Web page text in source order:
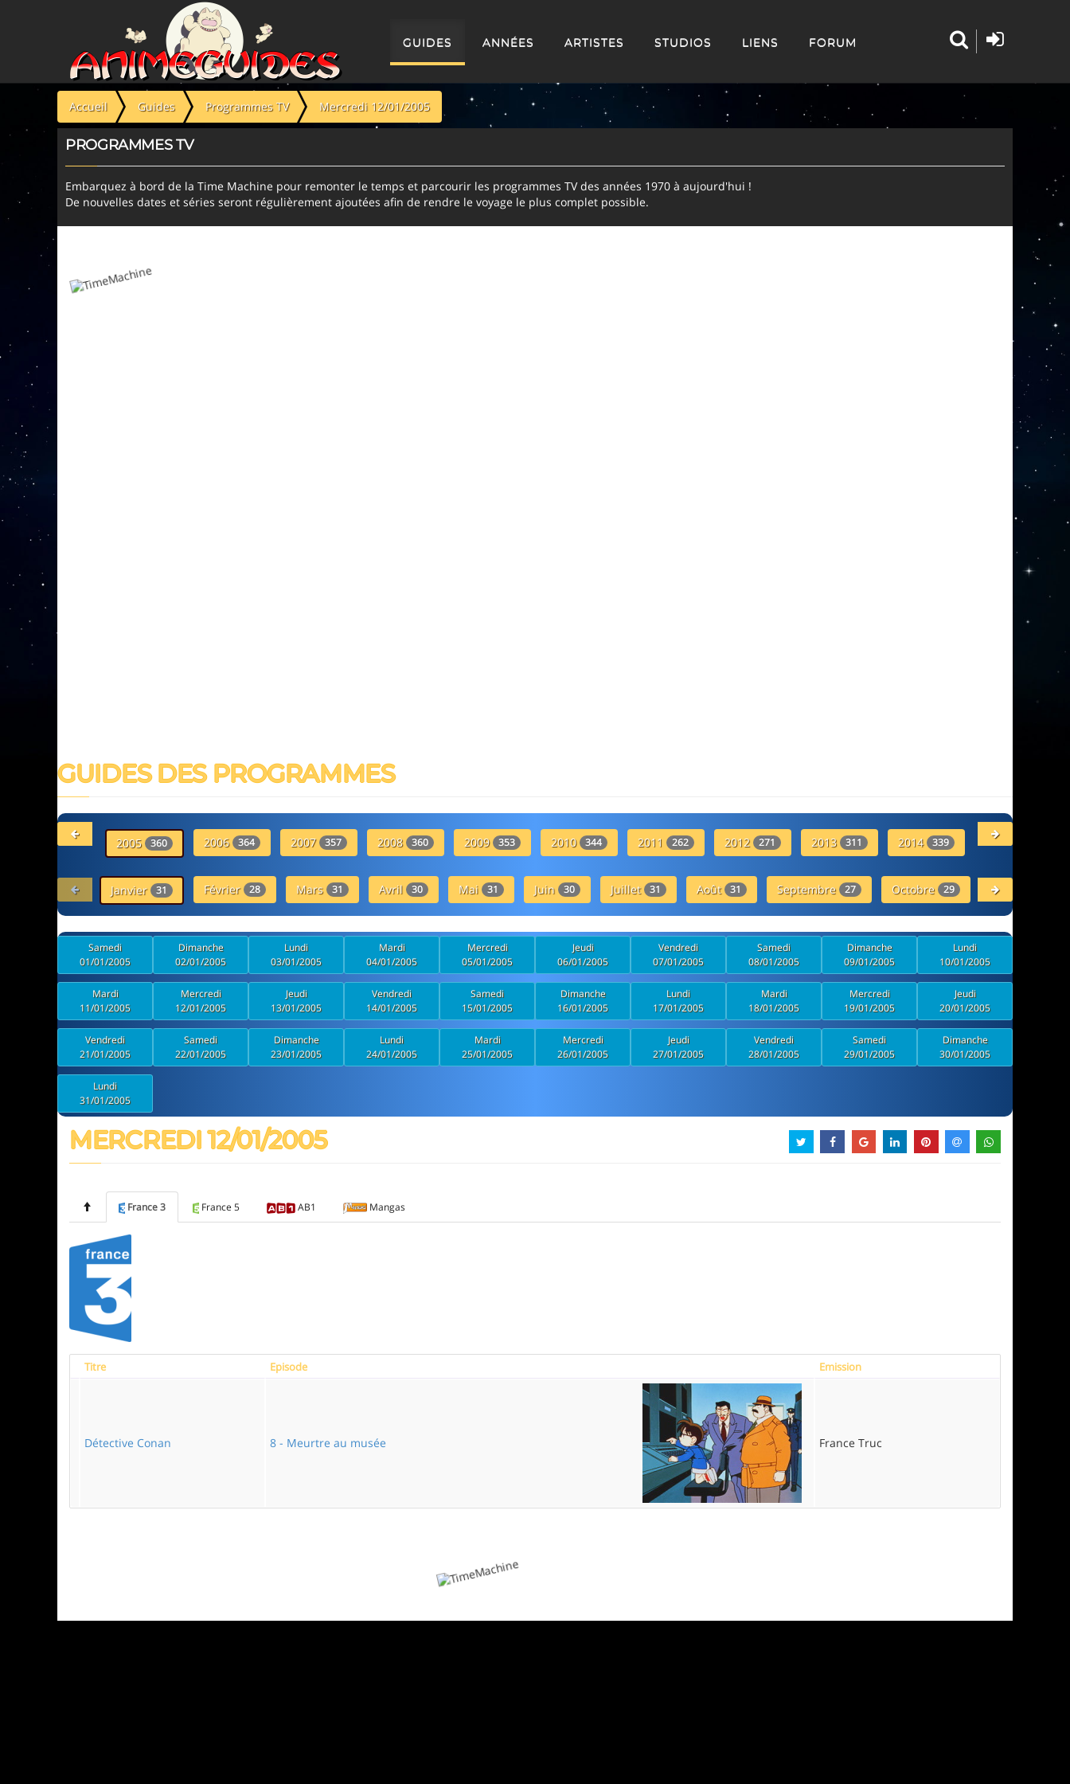
GUIDES ANNÉES ARTISTES STUDIOS LIENS FORUM
Accueil Guides Programmes TV Mercredi 12/01/2005
PROGRAMMES TV
Embarquez à bord de la Time Machine pour remonter le temps et parcourir les programmes TV des années 1970 à aujourd'hui !
De nouvelles dates et séries seront régulièrement ajoutées afin de rendre le voyage le plus complet possible.
GUIDES DES PROGRAMMES
2005 360 2006 364 2007 357 2008 360 2009 353 2010 344 2011 262 2012 271 2013 311 2014 339 2015
Janvier 31 Février 28 Mars 31 Avril 30 Mai 31 Juin 30 Juillet 31 Août 31 Septembre 27 Octobre 29 Novembre
Samedi
01/01/2005
Dimanche
02/01/2005
Lundi
03/01/2005
Mardi
04/01/2005
Mercredi
05/01/2005
Jeudi
06/01/2005
Vendredi
07/01/2005
Samedi
08/01/2005
Dimanche
09/01/2005
Lundi
10/01/2005
Mardi
11/01/2005
Mercredi
12/01/2005
Jeudi
13/01/2005
Vendredi
14/01/2005
Samedi
15/01/2005
Dimanche
16/01/2005
Lundi
17/01/2005
Mardi
18/01/2005
Mercredi
19/01/2005
Jeudi
20/01/2005
Vendredi
21/01/2005
Samedi
22/01/2005
Dimanche
23/01/2005
Lundi
24/01/2005
Mardi
25/01/2005
Mercredi
26/01/2005
Jeudi
27/01/2005
Vendredi
28/01/2005
Samedi
29/01/2005
Dimanche
30/01/2005
Lundi
31/01/2005
MERCREDI 12/01/2005
France 3 France 5 AB1 Mangas
Titre Episode Emission
Détective Conan 8 - Meurtre au musée France Truc